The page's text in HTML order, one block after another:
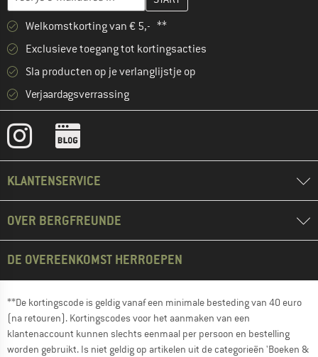
Welkomstkorting van € 5,- **
Exclusieve toegang tot kortingsacties
Sla producten op je verlanglijstje op
Verjaardagsverrassing
KLANTENSERVICE
OVER BERGFREUNDE
DE OVEREENKOMST HERROEPEN
**De kortingscode is geldig vanaf een minimale besteding van 40 euro
(na retouren). Kortingscodes voor het aanmaken van een
klantenaccount kunnen slechts eenmaal per persoon en bestelling
worden gebruikt. Is niet geldig op artikelen uit de categorieën 'Boeken &